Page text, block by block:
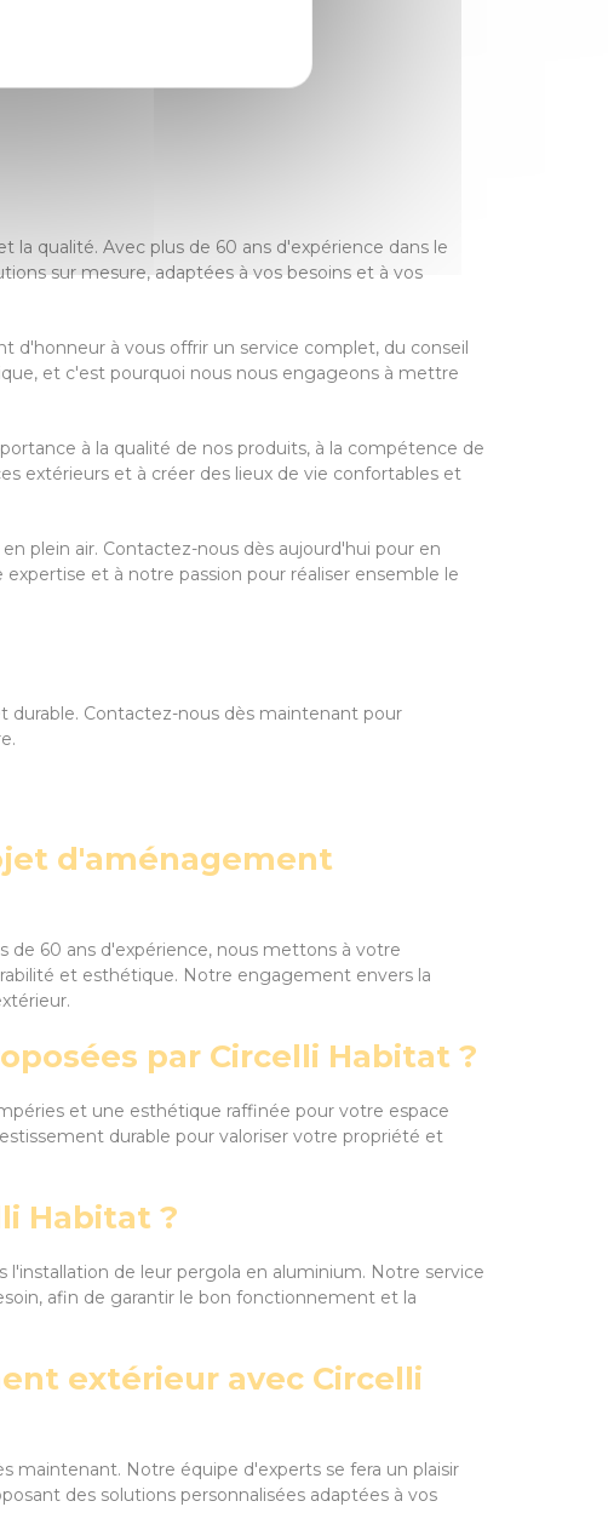
qualité. Avec plus de 60 ans d'expérience dans le
sur mesure, adaptées à vos besoins et à vos
d'honneur à vous offrir un service complet, du conseil
et c'est pourquoi nous nous engageons à mettre
à la qualité de nos produits, à la compétence de
extérieurs et à créer des lieux de vie confortables et
plein air. Contactez-nous dès aujourd'hui pour en
et à notre passion pour réaliser ensemble le
durable. Contactez-nous dès maintenant pour
d'aménagement
de 60 ans d'expérience, nous mettons à votre
et esthétique. Notre engagement envers la
par Circelli Habitat ?
et une esthétique raffinée pour votre espace
durable pour valoriser votre propriété et
Habitat ?
de leur pergola en aluminium. Notre service
afin de garantir le bon fonctionnement et la
extérieur avec Circelli
maintenant. Notre équipe d'experts se fera un plaisir
des solutions personnalisées adaptées à vos